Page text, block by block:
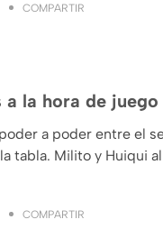
COMPARTIR
a la hora de juego
a poder entre el
tabla. Milito y Huiqui
COMPARTIR